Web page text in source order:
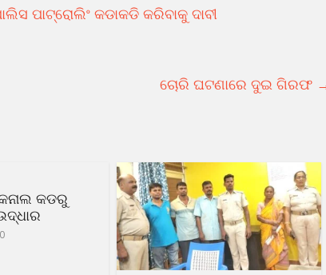
ପାଟ୍ରୋଲିଂ କଡାକଡି କରିବାକୁ ଦାବୀ
ଚୋରି ଘଟଣାରେ ଦୁଇ ଗିରଫ
କଡରୁ
0